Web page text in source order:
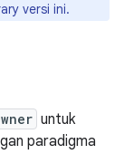
versi ini.
untuk
paradigma